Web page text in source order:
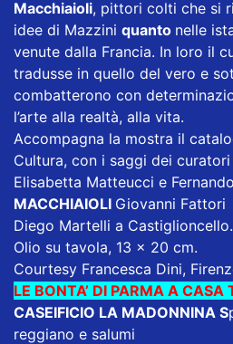
Macchiaioli, pittori colti che si
idee di Mazzini quanto nelle
venute dalla Francia. In loro il
tradusse in quello del vero e
combatterono con
l’arte alla realtà, alla vita.
Accompagna la mostra il
Cultura, con i saggi dei curatori
Elisabetta Matteucci e
MACCHIAIOLI Giovanni Fattori
Diego Martelli a
Olio su tavola, 13 x 20 cm.
Courtesy Francesca Dini,
LE BONTA’ DI PARMA A
CASEIFICIO LA MADONNINA S
reggiano e salumi